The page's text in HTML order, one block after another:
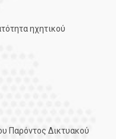
ηχητικού
Παρόντος Δικτυακού